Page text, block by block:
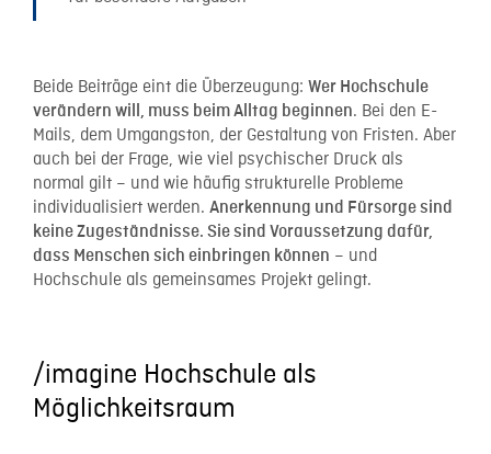
Beide Beiträge eint die Überzeugung: Wer Hochschule
verändern will, muss beim Alltag beginnen. Bei den E-
Mails, dem Umgangston, der Gestaltung von Fristen. Aber
auch bei der Frage, wie viel psychischer Druck als
normal gilt – und wie häufig strukturelle Probleme
individualisiert werden. Anerkennung und Fürsorge sind
keine Zugeständnisse. Sie sind Voraussetzung dafür,
dass Menschen sich einbringen können – und
Hochschule als gemeinsames Projekt gelingt.
/imagine Hochschule als
Möglichkeitsraum